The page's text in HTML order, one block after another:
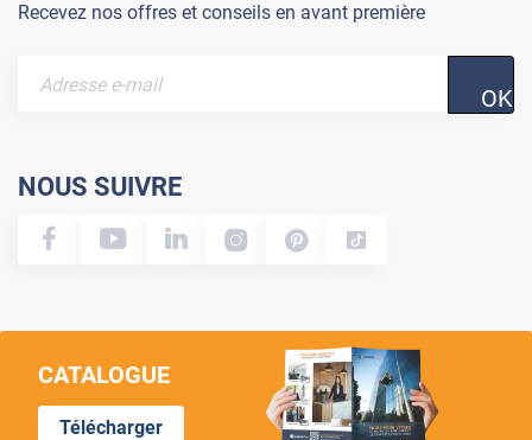
Recevez nos offres et conseils en avant première
OK
NOUS SUIVRE
CATALOGUE
Télécharger